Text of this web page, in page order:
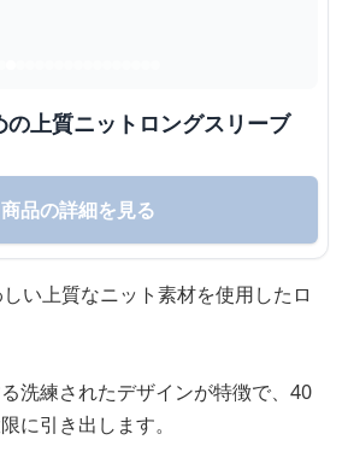
の上質ニットロングスリーブ
商品の詳細を見る
い上質なニット素材を使用したロ
洗練されたデザインが特徴で、40
に引き出します。